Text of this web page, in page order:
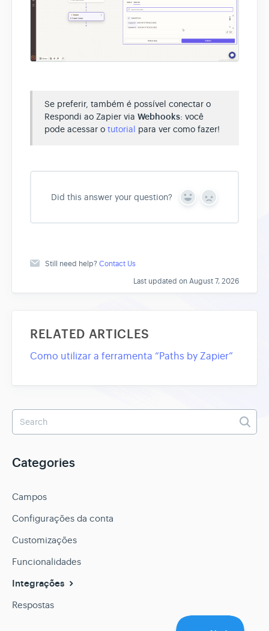
Se preferir, também é possível conectar o
Respondi ao Zapier via Webhooks: você
pode acessar o tutorial para ver como fazer!
Did this answer your question?
Y
s
N
Still need help?Contact Us
Last updated on August 7, 2026
RELATED ARTICLES
Como utilizar a ferramenta “Paths by Zapier”
Categories
Campos
Configurações da conta
Customizações
Funcionalidades
Integrações
Respostas